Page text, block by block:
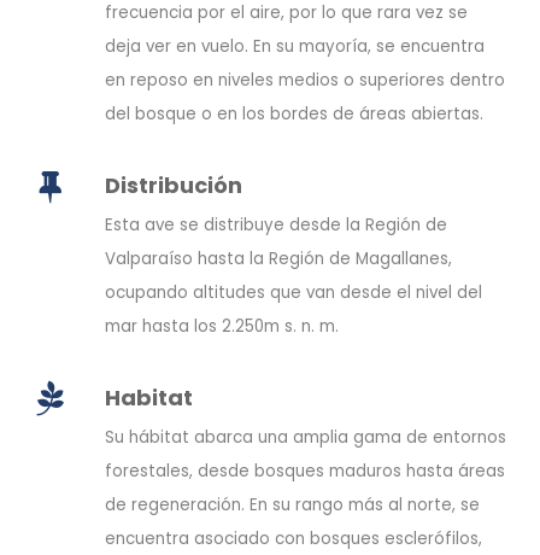
frecuencia por el aire, por lo que rara vez se
deja ver en vuelo. En su mayoría, se encuentra
en reposo en niveles medios o superiores dentro
del bosque o en los bordes de áreas abiertas.
Distribución
Esta ave se distribuye desde la Región de
Valparaíso hasta la Región de Magallanes,
ocupando altitudes que van desde el nivel del
mar hasta los 2.250m s. n. m.
Habitat
Su hábitat abarca una amplia gama de entornos
forestales, desde bosques maduros hasta áreas
de regeneración. En su rango más al norte, se
encuentra asociado con bosques esclerófilos,